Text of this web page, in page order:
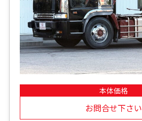
本体価格
お問合せ下さい